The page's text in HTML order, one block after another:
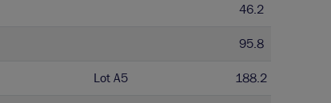
46.2
95.8
Lot A5 188.2